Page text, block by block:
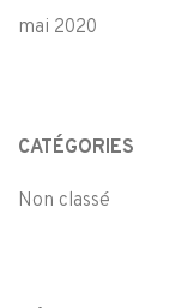
mai 2020
CATÉGORIES
Non classé